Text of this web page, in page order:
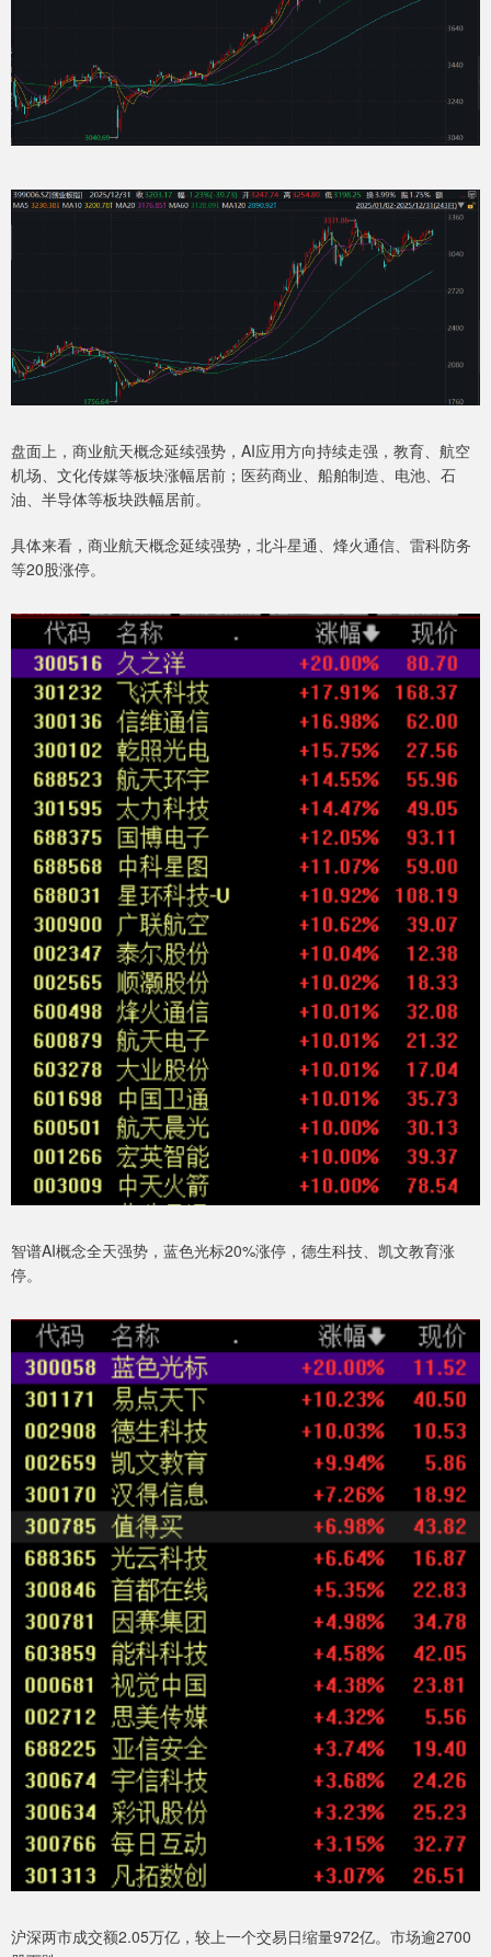
盘面上，商业航天概念延续强势，AI应用方向持续走强，教育、航空
机场、文化传媒等板块涨幅居前；医药商业、船舶制造、电池、石
油、半导体等板块跌幅居前。
具体来看，商业航天概念延续强势，北斗星通、烽火通信、雷科防务
等20股涨停。
智谱AI概念全天强势，蓝色光标20%涨停，德生科技、凯文教育涨
停。
沪深两市成交额2.05万亿，较上一个交易日缩量972亿。市场逾2700